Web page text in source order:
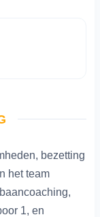
bezetting
het team
1, en